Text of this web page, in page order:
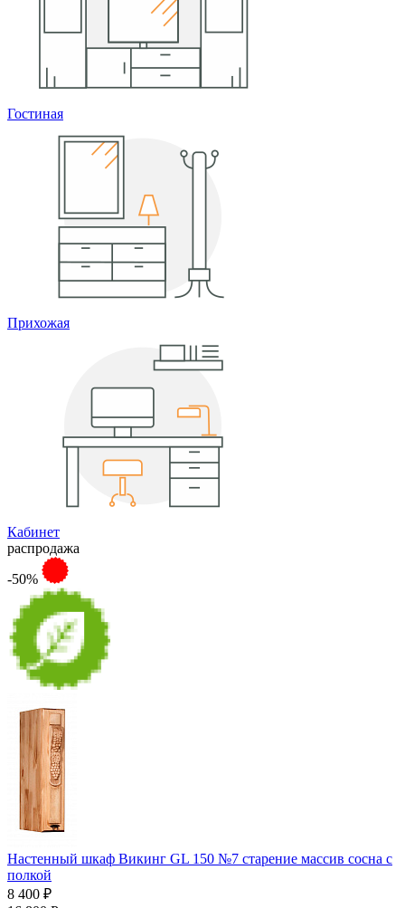
Гостиная
Прихожая
Кабинет
распродажа
-50%
Настенный шкаф Викинг GL 150 №7 старение массив сосна с
полкой
8 400 ₽